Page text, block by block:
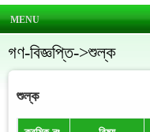
MENU
গণ-বিজ্ঞপ্তি->শুল্ক
শুল্ক